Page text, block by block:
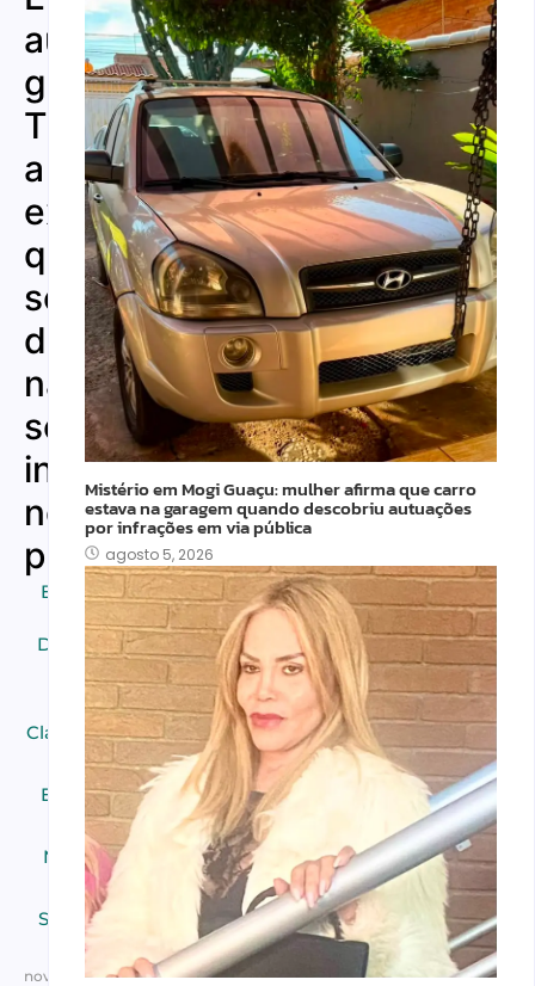
autoriza
governo
Trump
a
exigir
que
sexo
de
nascimento
seja
informado
nos
passaportes.
Brasileiros
Destaques,
Breaking
News,
Classificados,
DIREITO,
Educação,
Home,
Negócios
Notícias
Segurança
Turismo
novembro
Mistério em Mogi Guaçu: mulher afirma que carro
estava na garagem quando descobriu autuações
por infrações em via pública
agosto 5, 2026